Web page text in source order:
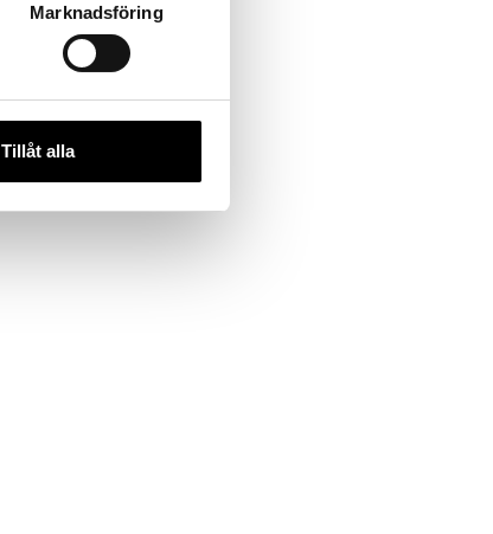
Marknadsföring
Tillåt alla